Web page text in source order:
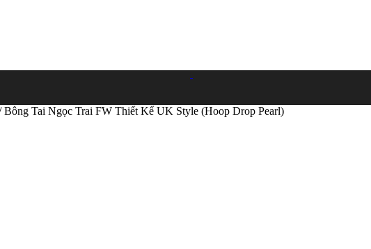
Bông Tai Ngọc Trai FW Thiết Kế UK Style (Hoop Drop Pearl)